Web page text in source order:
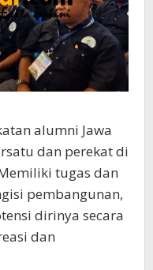
alumni Jawa
dan perekat di
tugas dan
pembangunan,
dirinya secara
dan